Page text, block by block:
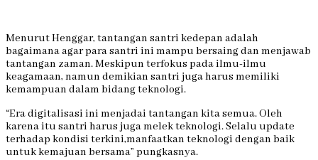
Menurut Henggar, tantangan santri kedepan adalah
bagaimana agar para santri ini mampu bersaing dan menjawab
tantangan zaman. Meskipun terfokus pada ilmu-ilmu
keagamaan, namun demikian santri juga harus memiliki
kemampuan dalam bidang teknologi.
“Era digitalisasi ini menjadai tantangan kita semua. Oleh
karena itu santri harus juga melek teknologi. Selalu update
terhadap kondisi terkini,manfaatkan teknologi dengan baik
untuk kemajuan bersama” pungkasnya.